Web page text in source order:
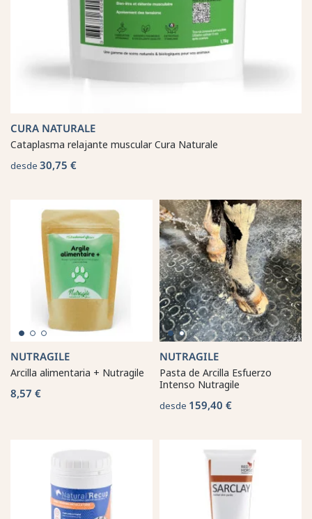
CURA NATURALE
Cataplasma relajante muscular Cura Naturale
desde 30,75 €
NUTRAGILE
Arcilla alimentaria + Nutragile
8,57 €
NUTRAGILE
Pasta de Arcilla Esfuerzo
Intenso Nutragile
desde 159,40 €